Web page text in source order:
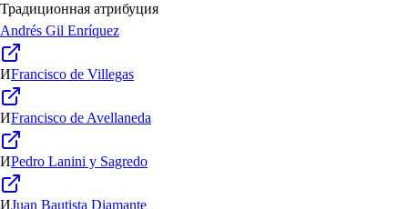
Традиционная атрибуция
Andrés Gil Enríquez
ИFrancisco de Villegas
ИFrancisco de Avellaneda
ИPedro Lanini y Sagredo
ИJuan Bautista Diamante